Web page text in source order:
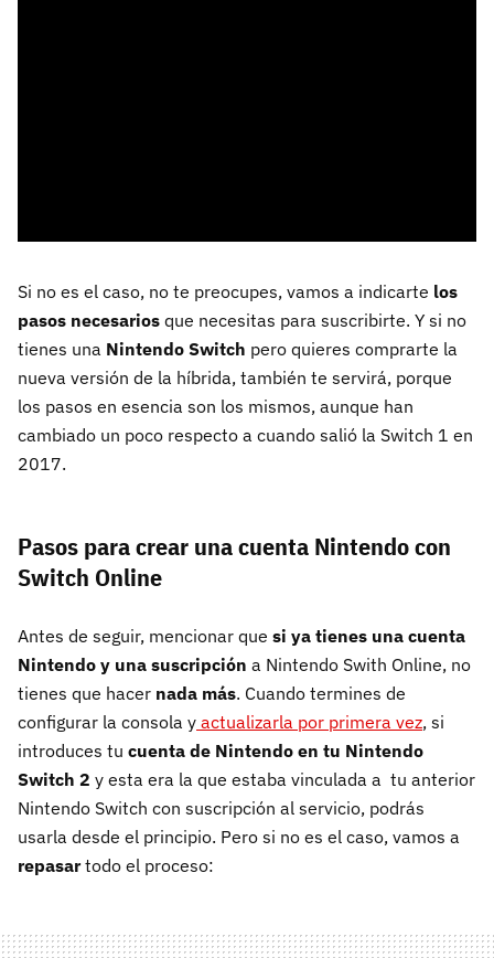
Si no es el caso, no te preocupes, vamos a indicarte los
pasos necesarios que necesitas para suscribirte. Y si no
tienes una Nintendo Switch pero quieres comprarte la
nueva versión de la híbrida, también te servirá, porque
los pasos en esencia son los mismos, aunque han
cambiado un poco respecto a cuando salió la Switch 1 en
2017.
Pasos para crear una cuenta Nintendo con
Switch Online
Antes de seguir, mencionar que si ya tienes una cuenta
Nintendo y una suscripción a Nintendo Swith Online, no
tienes que hacer nada más. Cuando termines de
configurar la consola y actualizarla por primera vez, si
introduces tu cuenta de Nintendo en tu Nintendo
Switch 2 y esta era la que estaba vinculada a tu anterior
Nintendo Switch con suscripción al servicio, podrás
usarla desde el principio. Pero si no es el caso, vamos a
repasartodo el proceso: